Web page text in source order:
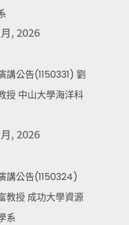
, 2026
講公告(1150331) 劉
授 中山大學海洋科
, 2026
講公告(1150324)
教授 成功大學資源
系